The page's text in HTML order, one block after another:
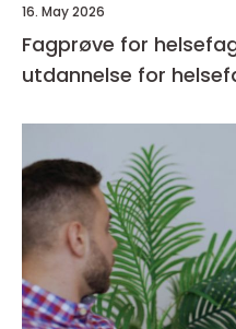
16. May 2026
Fagprøve for
utdannelse for